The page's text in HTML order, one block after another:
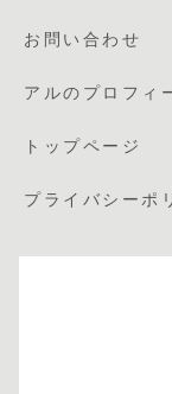
お問い合わせ
アルのプロフィ
トップページ
プライバシーポ